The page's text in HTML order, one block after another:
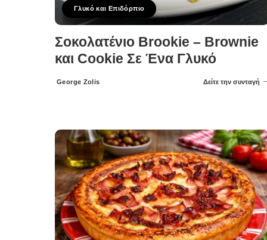
Γλυκό και Επιδόρπιο
Σοκολατένιο Brookie – Brownie
και Cookie Σε Ένα Γλυκό
Posted
George Zolis Δείτε την συνταγή